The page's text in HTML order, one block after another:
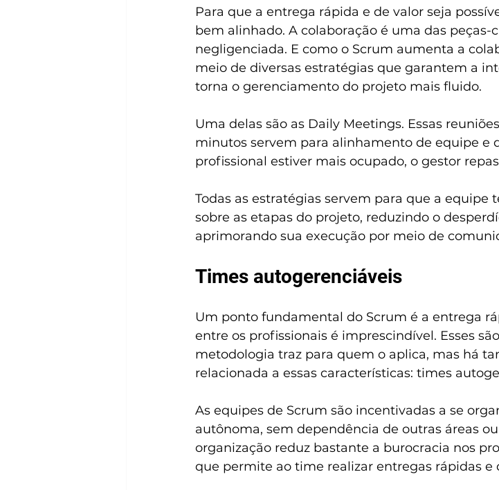
Para que a entrega rápida e de valor seja
bem alinhado. A colaboração é uma das peças-
negligenciada. E como o Scrum aumenta a
meio de diversas estratégias que garantem a
torna o gerenciamento do projeto mais fluido.
Uma delas são as Daily Meetings. Essas
minutos servem para alinhamento de equipe e
profissional estiver mais ocupado, o gestor
Todas as estratégias servem para que a equipe
sobre as etapas do projeto, reduzindo o
aprimorando sua execução por meio de
Times autogerenciáveis
Um ponto fundamental do Scrum é a entrega
entre os profissionais é imprescindível. Esses
metodologia traz para quem o aplica, mas há
relacionada a essas características: times
As equipes de Scrum são incentivadas a se
autônoma, sem dependência de outras áreas
organização reduz bastante a burocracia nos
que permite ao time realizar entregas rápidas e